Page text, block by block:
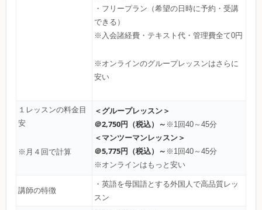
・フリープラン（希望の日時に予約・受講
できる）
※入会諸経費・テキスト代・管理費全て0円
※オンラインのグループレッスンはさらに
安い
１レッスンの料金目
安
※月４回で計算
＜グループレッスン＞
＠2,750円（税込）～ ※1回40～45分
＜マンツーマンレッスン＞
＠5,775円（税込）～ ※1回40～45分
※オンラインはもっと安い
講師の特徴
・英語を母国語とする外国人で高品質レッ
スン